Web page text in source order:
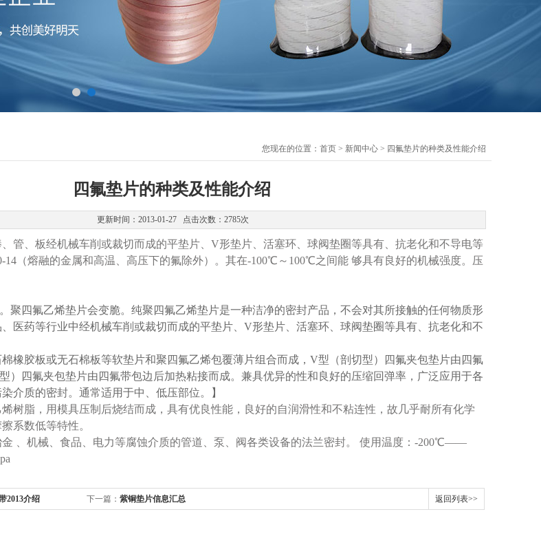
您现在的位置： 首页 > 新闻中心 > 四氟垫片的种类及性能介绍
四氟垫片的种类及性能介绍
更新时间：2013-01-27 点击次数：2785次
管、板经机械车削或裁切而成的平垫片、V形垫片、活塞环、球阀垫圈等具有、抗老化和不导电等
14（熔融的金属和高温、高压下的氟除外）。其在-100℃～100℃之间能 够具有良好的机械强度。压
聚四氟乙烯垫片会变脆。纯聚四氟乙烯垫片是一种洁净的密封产品，不会对其所接触的任何物质形
医药等行业中经机械车削或裁切而成的平垫片、V形垫片、活塞环、球阀垫圈等具有、抗老化和不
橡胶板或无石棉板等软垫片和聚四氟乙烯包覆薄片组合而成，V型（剖切型）四氟夹包垫片由四氟
）四氟夹包垫片由四氟带包边后加热粘接而成。兼具优异的性和良好的压缩回弹率，广泛应用于各
介质的密封。通常适用于中、低压部位。】
树脂，用模具压制后烧结而成，具有优良性能，良好的自润滑性和不粘连性，故几乎耐所有化学
系数低等特性。
、机械、食品、电力等腐蚀介质的管道、泵、阀各类设备的法兰密封。 使用温度：-200℃——
2013介绍 下一篇： 紫铜垫片信息汇总 返回列表>>